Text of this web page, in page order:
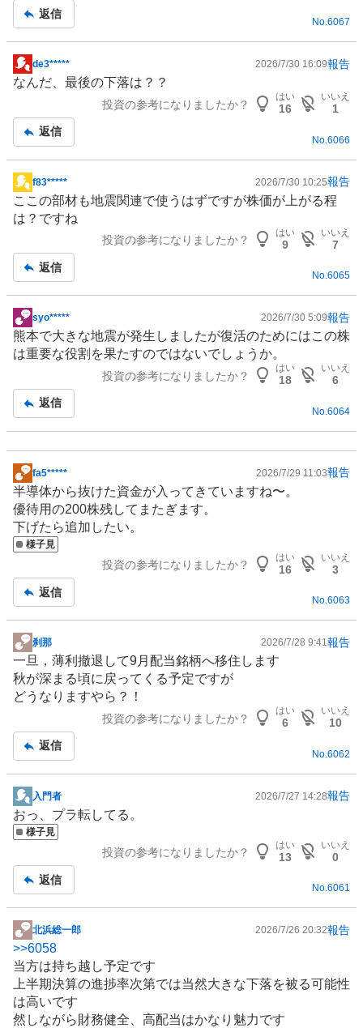
返信
No.6067
掲
示
事
de3***** 2026/7/30 16:09報告
なんだ、最後の下落は？？
投資の参考になりましたか？
はい
16
いいえ
1
返信
No. 6066
掲
示
板
f83***** 2026/7/30 10:25報告
ここの部材も地震関連で使うはずですが株価が上がる程
は？ですね
投資の参考になりましたか？
はい
9
いいえ
7
返信
No.6065
掲
示
板
syo***** 2026/7/30 5:09報告
熊本で大きな地震が発生しましたが復活のためにはこの株
は重要な役割を果たすのではないでしょうか。
投資の参考になりましたか？
はい
18
いいえ
6
返信
No. 6064
掲
示
板
記
事
fa5***** 2026/7/29 11:03報告
半導体から抜けた資金が入ってきていますね〜。
優待用の200株残してまたぎます。
下げたら追加したい。
様子見
投資の参考になりましたか？
はい
16
いいえ
3
返信
No.6063
掲
板
記
刹那 2026/7/28 9:41報告
一旦，薄利撤退して9月配当銘柄へ移住します
秋が深まる頃に戻ってくる予定ですが
どうなりますやら？！
投資の参考になりましたか？
はい
6
いいえ
10
返信
No. 6062
掲
示
板
入門者 2026/7/27 14:28報告
おっ、プラ転してる。
様子見
投資の参考になりましたか？
はい
13
いいえ
0
返信
No.6061
掲
示
板
記
事
北浜総一郎 2026/7/26 20:32報告
>>6058
当方は持ち越し予定です
上半期決算の進捗率次第では当然大きな下落を被る可能性
は高いです
然しながら財務健全、高配当はかなり魅力です